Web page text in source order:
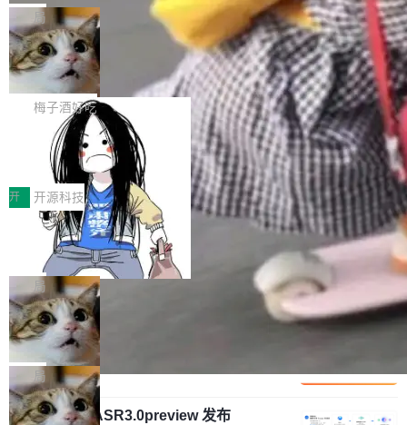
可控性和代码质量提出了更高要求。 首先是数据
安全与合规要求。对于大多数普通研发场景，公
有云模型能够满足快速试用和效率提升的需求。
但对于金融、能源、医疗等对数据安全要求较...
各业的Agent走向规模化建设，算力构成形态逐
渐丰富，用户关注的重点也在发生变化：不只是
让AI用起来，还要进一步看清混合算力时代下，
Token花在哪里、算力是否被充分利用，以及持
续增长的AI成本该如何优化。 深信服AI算力网关
正是围绕这些实际问题，从Token治理和成本治
理两个方面，让用户的每一份算力都看得清、管
得住、用得稳、省得下、更安全！ 一、从现在开
始，Token使用一目...
Bigtable 作者之一。TensorFlow 的作者之一。
Gemini 的架构师。Google 首席科学家。 Jeff D
ean 在 Google 工作了 27 年后，宣布离职。 他
不是一个人走。一同离开的还有 Sanjay Ghema
wat（Google 员工编号 23，Jeff Dean 二十多
年的编程搭档，MapReduce 和 Bigtable 的共同
作者）、Quoc Le（Google 大脑核心成员，Se
q2Seq 和 DocAI 的共同发明人）以及 Oriol Vin
yals（Gemini 联合负责人，AlphaSta...
局
🔥 SolonCode v2026.8.4 发布：界面
字体可调、22 种语言、记忆搜索增强
打开终端就能上岗的全中文编码智能体，这一轮
把「看得清、用母语、记得住」三件事一次补
齐。 SolonCode 是什么 SolonCode 是杭州无
耳科技研发的企业级终端编码智能体——一位全
中文驱动的数字员工，自主理解需求、规划步
骤、编写代码。不挑模型、不挑平台，curl 一行
装完即用。 开源地址：Gitee · GitCode · GitHu
b 安装 支持 Java 8+（8~26）、macOS / Linu
x / Windows / Harmony PC。 # macOS / Linu
x / Harmony PC curl -fsSL https://solon.noea
r.org/solon...
梅子酒好吃
让“代码语义理解”深度释放AI Coding
价值潜能：华为云码道（CodeArts）
代码仓技术解析
一、代码仓深度理解技术的作用与价值 在软件工
程实践中，代码仓是企业核心知识资产的主要载
体。企业级代码仓库通常包含数十万乃至数百万
个文件，其规模远超单次模型调用可承载的上下
文窗口。随着项目规模的持续扩张与代码历史的
不断累积，代码仓中的模块关系、接口契约、业
务逻辑等关键信息往往分散于数十乃至数百个文
件之中，形成高度复杂的知识关联网络。传统的
代码检索手段（如关键词匹配、目录遍历）仅能
在语法层面完成文本定位，难以触及代码的语义
内涵与结构关联，导致开发者使用代码智能体在
理解大规模代码仓时面临显著"代码仓理解"瓶
开 开源科技
一条“删库”命令跑 17 小时，算法工程
师删光 89TB 数据只为干私活
最高人民检察院8月4日公布了一起案件：北京一
名90后算法工程师王某，为了给自己接的私活腾
服务器空间，删光了公司AI游戏部门的全部核心
数据。 王某2024年1月入职东城区某科技公司AI
短剧部门，有互联网大厂背景。在公司内部架构
调整期间，部门三次通知全员将数据从A集群迁
移到B集群，王某都回复了"收到"。 他没有迁移
数据。2024年9月3日下午4点，他使用此前登录
局
Cloudflare 分享推理优化实践：KV ca
che 量化 + 权重压缩，吞吐量提升 4
1%，成本降 30%
Kimi 和 GLM 是当前最强的大模型系列之一，但
它们有一个共同的问题：太吃显存了。月之暗面
的 Kimi K 系列和智谱的 GLM 都是长上下文、M
oE 架构的大模型，好用到让人上瘾，但 GPU 显
局
腾讯混元 Hy ASR3.0preview 发布